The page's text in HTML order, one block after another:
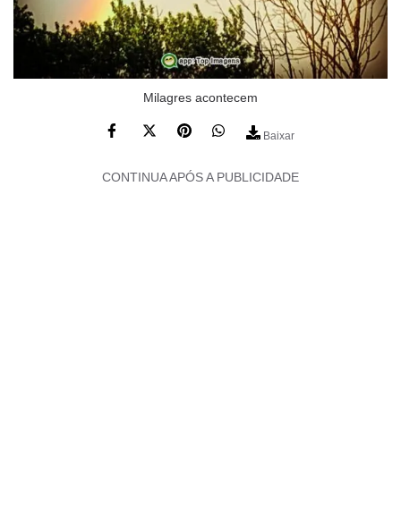
Milagres acontecem
Baixar
CONTINUA APÓS A PUBLICIDADE